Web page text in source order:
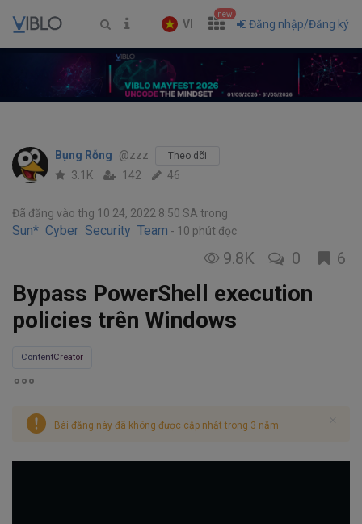
VI
new
Đăng nhập/Đăng ký
Bụng Rỗng @zzz Theo dõi
3.1K 142 46
Đã đăng vào thg 10 24, 2022 8:50 SA trong
Sun* Cyber Security Team 10 phút đọc
9.8K 0 6
Bypass PowerShell execution
policies trên Windows
ContentCreator
Bài đăng này đã không được cập nhật trong 3 năm